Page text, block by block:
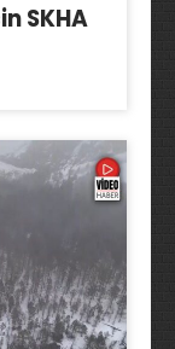
SKHA